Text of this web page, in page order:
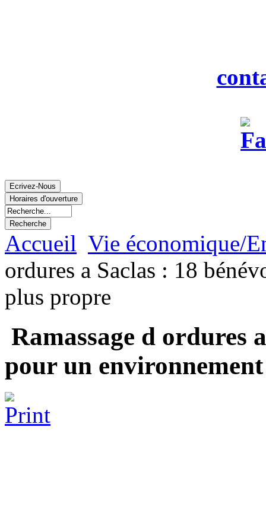
Accueil Vie économique/
ordures a Saclas : 18
plus propre
Ramassage d ordures
pour un